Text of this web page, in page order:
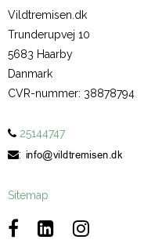
Vildtremisen.dk
Trunderupvej 10
5683 Haarby
Danmark
CVR-nummer: 38878794
25144747
:
Sitemap